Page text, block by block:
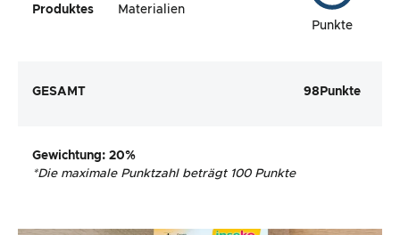
Produktes
Materialien
Punkte
GESAMT 98 Punkte
Gewichtung: 20%
*Die maximale Punktzahl beträgt 100 Punkte